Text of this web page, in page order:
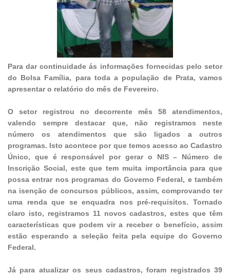
Para dar continuidade ás informações fornecidas pelo setor
do Bolsa Família, para toda a população de Prata, vamos
apresentar o relatório do mês de Fevereiro.
O setor registrou no decorrente mês 58 atendimentos,
valendo sempre destacar que, não registramos neste
número os atendimentos que são ligados a outros
programas. Isto acontece por que temos acesso ao Cadastro
Único, que é responsável por gerar o NIS – Número de
Inscrição Social, este que tem muita importância para que
possa entrar nos programas do Governo Federal, e também
na isenção de concursos públicos, assim, comprovando ter
uma renda que se enquadra nos pré-requisitos. Tornado
claro isto, registramos 11 novos cadastros, estes que têm
características que podem vir a receber o benefício, assim
estão esperando a seleção feita pela equipe do Governo
Federal.
Já para atualizar os seus cadastros, foram registrados 39